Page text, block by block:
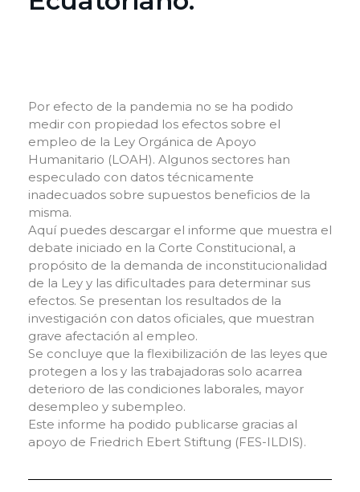
Por efecto de la pandemia no se ha podido
medir con propiedad los efectos sobre el
empleo de la Ley Orgánica de Apoyo
Humanitario (LOAH). Algunos sectores han
especulado con datos técnicamente
inadecuados sobre supuestos beneficios de la
misma.
Aquí puedes descargar el informe que muestra el
debate iniciado en la Corte Constitucional, a
propósito de la demanda de inconstitucionalidad
de la Ley y las dificultades para determinar sus
efectos. Se presentan los resultados de la
investigación con datos oficiales, que muestran
grave afectación al empleo.
Se concluye que la flexibilización de las leyes que
protegen a los y las trabajadoras solo acarrea
deterioro de las condiciones laborales, mayor
desempleo y subempleo.
Este informe ha podido publicarse gracias al
apoyo de Friedrich Ebert Stiftung (FES-ILDIS).